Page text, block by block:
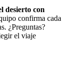
desierto con
confirma cada
¿Preguntas?
el viaje